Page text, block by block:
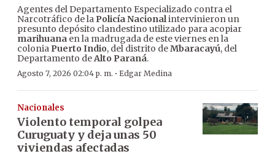
Agentes del Departamento Especializado contra el
Narcotráfico de la Policía Nacionalintervinieron un
presunto depósito clandestino utilizado para acopiar
marihuana en la madrugada de este viernes en la
colonia Puerto Indio, del distrito deMbaracayú, del
Departamento deAlto Paraná.
Agosto 7, 2026 02:04 p. m. · Edgar Medina
Nacionales
Violento temporal golpea
Curuguaty y deja unas 50
viviendas afectadas